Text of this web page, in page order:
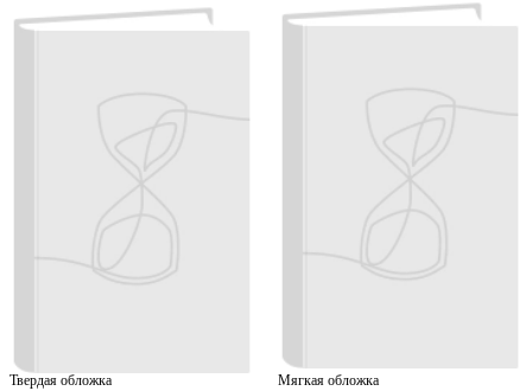
Твердая обложка Мягкая обложка